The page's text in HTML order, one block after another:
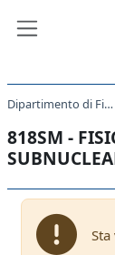
Dipartimento di Fisica
818SM -